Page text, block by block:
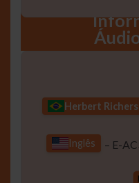
Herbert Richers
Inglês – E-